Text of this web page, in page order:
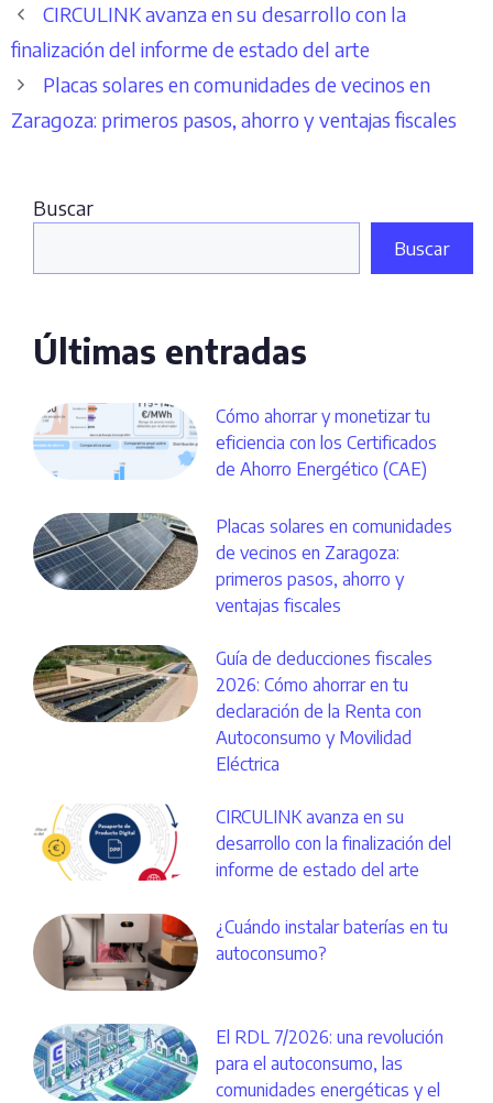
CIRCULINK avanza en su desarrollo con la
finalización del informe de estado del arte
Placas solares en comunidades de vecinos en
Zaragoza: primeros pasos, ahorro y ventajas fiscales
Buscar
Buscar
Últimas entradas
Cómo ahorrar y monetizar tu
eficiencia con los Certificados
de Ahorro Energético (CAE)
Placas solares en comunidades
de vecinos en Zaragoza:
primeros pasos, ahorro y
ventajas fiscales
Guía de deducciones fiscales
2026: Cómo ahorrar en tu
declaración de la Renta con
Autoconsumo y Movilidad
Eléctrica
CIRCULINK avanza en su
desarrollo con la finalización del
informe de estado del arte
¿Cuándo instalar baterías en tu
autoconsumo?
El RDL 7/2026: una revolución
para el autoconsumo, las
comunidades energéticas y el